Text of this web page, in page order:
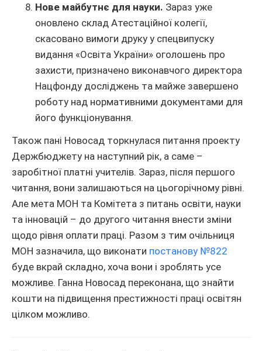
Нове майбутнє для науки. Зараз уже
оновлено склад Атестаційної колегії,
скасовано вимоги друку у спецвипуску
видання «Освіта України» оголошень про
захисти, призначено виконавчого директора
Нацфонду досліджень та майже завершено
роботу над нормативними документами для
його функціонування.
Також пані Новосад торкнулася питання проекту
Держбюджету на наступний рік, а саме –
заробітної платні учителів. Зараз, після першого
читання, вони залишаються на цьогорічному рівні.
Але мета МОН та Комітета з питань освіти, науки
та інновацій – до другого читання внести зміни
щодо рівня оплати праці. Разом з тим очільниця
МОН зазначила, що виконати постанову №822
буде вкрай складно, хоча вони і зроблять усе
можливе. Ганна Новосад переконана, що знайти
кошти на підвищення престижності праці освітян
цілком можливо.